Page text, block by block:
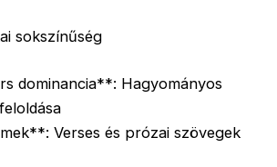
sokszínűség
dominancia**: Hagyományos
Verses és prózai szövegek